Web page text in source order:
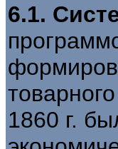
6.1.
1860 г.